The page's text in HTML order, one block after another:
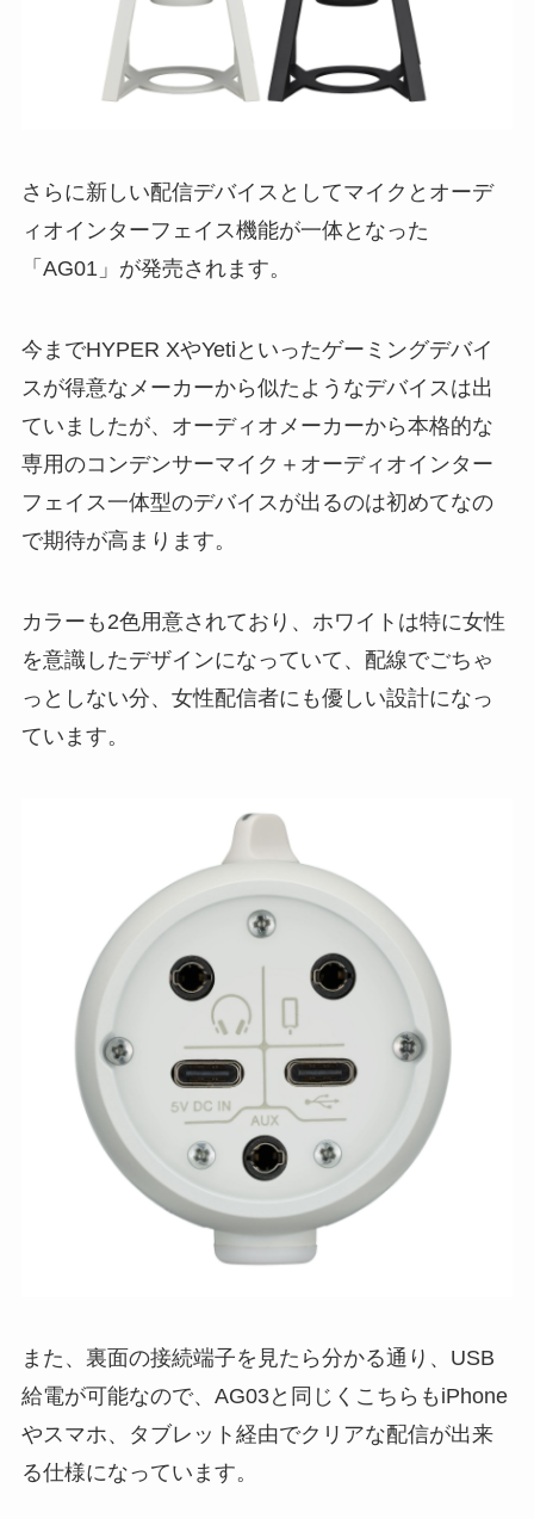
さらに新しい配信デバイスとしてマイクとオーデ
ィオインターフェイス機能が一体となった
「AG01」が発売されます。
今までHYPER XやYetiといったゲーミングデバイ
スが得意なメーカーから似たようなデバイスは出
ていましたが、オーディオメーカーから本格的な
専用のコンデンサーマイク＋オーディオインター
フェイス一体型のデバイスが出るのは初めてなの
で期待が高まります。
カラーも2色用意されており、ホワイトは特に女性
を意識したデザインになっていて、配線でごちゃ
っとしない分、女性配信者にも優しい設計になっ
ています。
また、裏面の接続端子を見たら分かる通り、USB
給電が可能なので、AG03と同じくこちらもiPhone
やスマホ、タブレット経由でクリアな配信が出来
る仕様になっています。